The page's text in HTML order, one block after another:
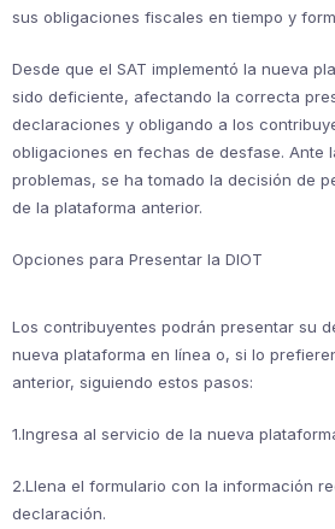
sus obligaciones fiscales en tiempo y
Desde que el SAT implementó la nueva
sido deficiente, afectando la correcta
declaraciones y obligando a los
obligaciones en fechas de desfase. Ante
problemas, se ha tomado la decisión de
de la plataforma anterior.
Opciones para Presentar la DIOT
Los contribuyentes podrán presentar su
nueva plataforma en línea o, si lo
anterior, siguiendo estos pasos:
​1.​Ingresa al servicio de la nueva
​2.​Llena el formulario con la información
declaración.